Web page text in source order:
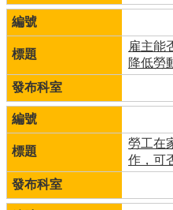
雇主能
降低勞
勞工在
作，可